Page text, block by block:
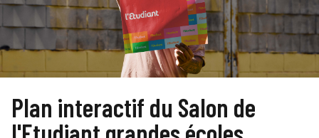
Plan interactif du Salon de